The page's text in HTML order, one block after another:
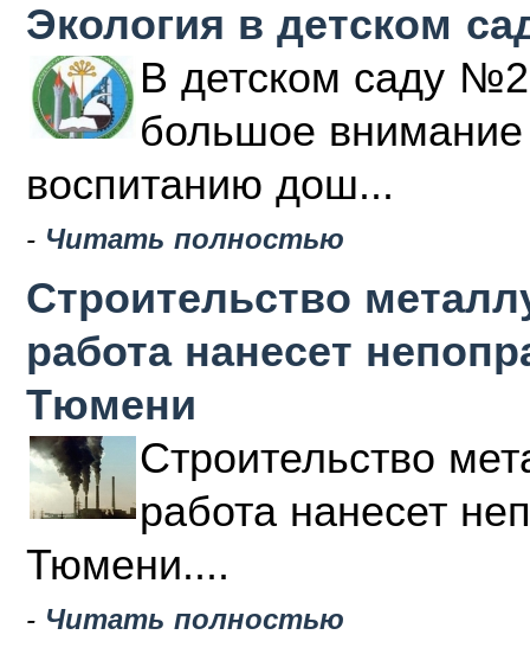
Экология в детском
В детском саду
большое внимание
воспитанию дош...
- Читать полностью
Строительство
работа нанесет
Тюмени
Строительство
работа нанесет
Тюмени....
- Читать полностью